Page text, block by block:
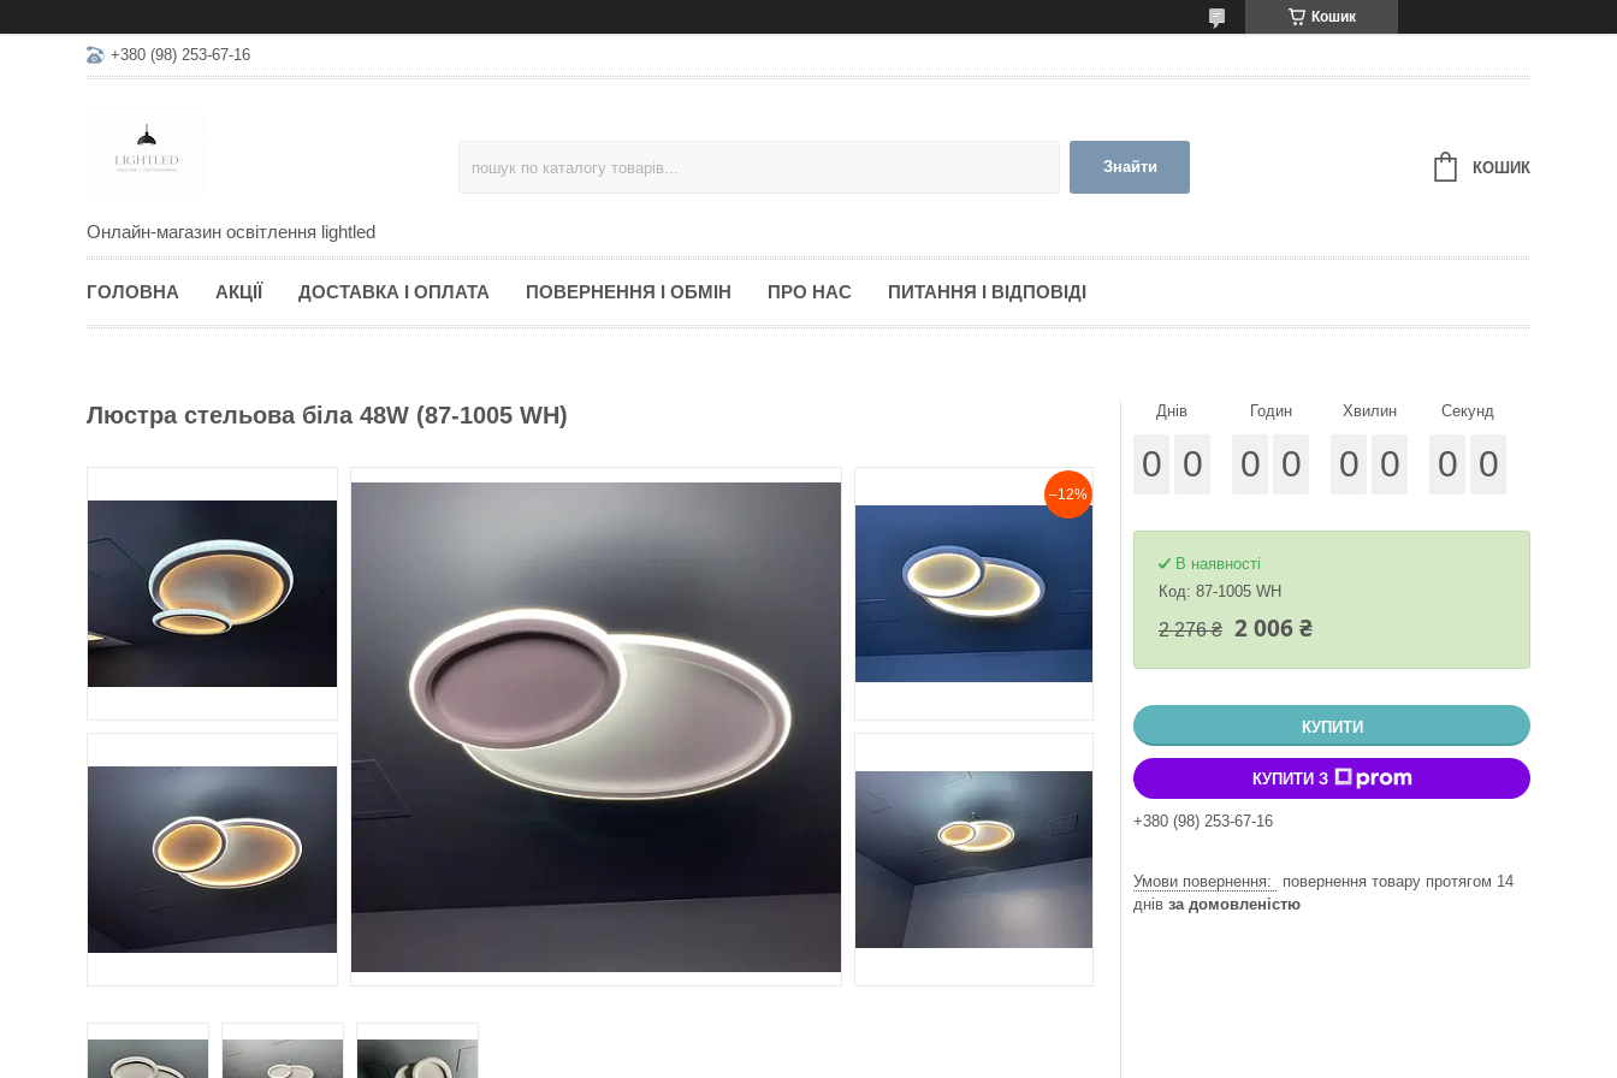
Кошик
+380 (98) 253-67-16
Онлайн-магазин освітлення lightled
Знайти КОШИК
ГОЛОВНА АКЦІЇ ДОСТАВКА І ОПЛАТА ПОВЕРНЕННЯ І ОБМІН ПРО НАС ПИТАННЯ І ВІДПОВІДІ
Люстра стельова біла 48W (87-1005 WH)
–12%
Днів
0 0
Годин
0 0
Хвилин
0 0
Секунд
0 0
В наявності
Код: 87-1005 WH
2 276 ₴ 2 006 ₴
КУПИТИ
КУПИТИ З
+380 (98) 253-67-16
повернення товару протягом 14
днів за домовленістю